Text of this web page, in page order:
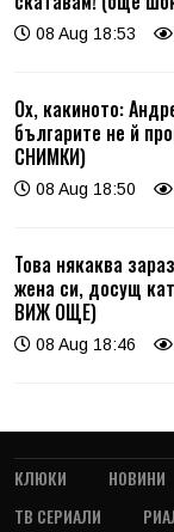
08 Aug 18:53
Ох, какиното:
българите не й
СНИМКИ)
08 Aug 18:50
Това някаква
жена си, досущ
ВИЖ ОЩЕ)
08 Aug 18:46
КЛЮКИ НОВИНИ
ТВ СЕРИАЛИ